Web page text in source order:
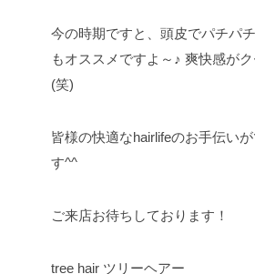
今の時期ですと、頭皮でパチパ
もオススメですよ～♪ 爽快感が
(笑)
皆様の快適なhairlifeのお手伝い
す^^
ご来店お待ちしております！
tree hair ツリーヘアー